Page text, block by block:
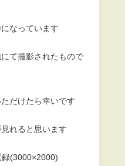
なっています
て撮影されたもので
だけたら幸いです
れると思います
録(3000×2000)